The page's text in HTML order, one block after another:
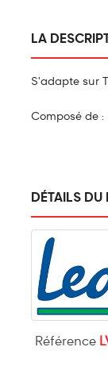
LA
S'adapte sur
Composé de :
DÉTAILS DU
Référence